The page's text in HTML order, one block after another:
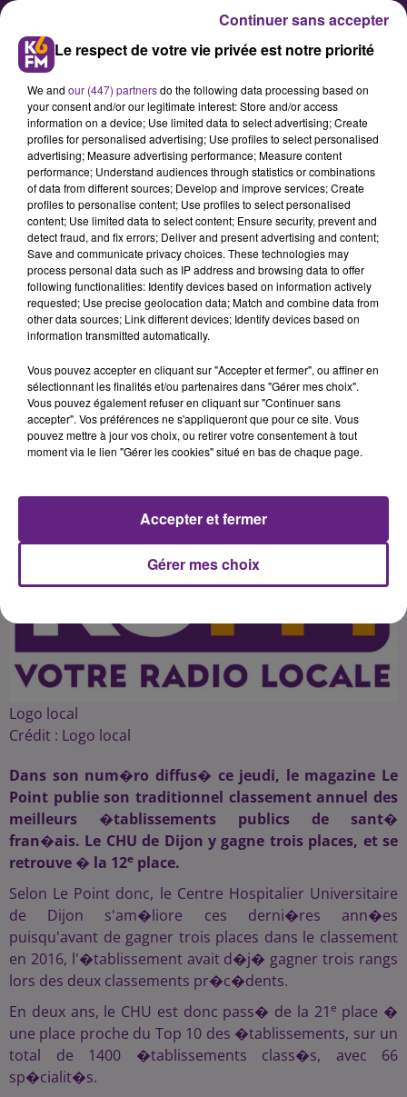
Santé : le CHU de Dijon proche
du Top 10 selon Le Point
Dans son numéro diffusé ce jeudi,
le magazine Le Point publie son
traditionnel classement annuel des
meilleurs établissements publics de
gagne trois places, et se retrouve à
Publié : 25 août 2016 à 10h25 par 45
Logo local
Crédit : Logo local
Dans son num�ro diffus� ce jeudi, le magazine Le
Point publie son traditionnel classement annuel des
meilleurs �tablissements publics de sant�
fran�ais. Le CHU de Dijon y gagne trois places, et se
retrouve � la 12e place.
Selon Le Point donc, le Centre Hospitalier Universitaire
de Dijon s'am�liore ces derni�res ann�es
puisqu'avant de gagner trois places dans le classement
en 2016, l'�tablissement avait d�j� gagner trois rangs
lors des deux classements pr�c�dents.
En deux ans, le CHU est donc pass� de la 21e place �
une place proche du Top 10 des �tablissements, sur un
total de 1400 �tablissements class�s, avec 66
sp�cialit�s.
Le respect de votre vie privée est notre priorité
We and our (447) partnersdo the following data processing based on
your consent and/or our legitimate interest: Store and/or access
information on a device; Use limited data to select advertising; Create
profiles for personalised advertising; Use profiles to select personalised
advertising; Measure advertising performance; Measure content
performance; Understand audiences through statistics or combinations
of data from different sources; Develop and improve services; Create
profiles to personalise content; Use profiles to select personalised
content; Use limited data to select content; Ensure security, prevent and
detect fraud, and fix errors; Deliver and present advertising and content;
Save and communicate privacy choices. These technologies may
process personal data such as IP address and browsing data to offer
following functionalities: Identify devices based on information actively
requested; Use precise geolocation data; Match and combine data from
other data sources; Link different devices; Identify devices based on
information transmitted automatically.
Vous pouvez accepter en cliquant sur "Accepter et fermer", ou affiner en
sélectionnant les finalités et/ou partenaires dans "Gérer mes choix".
Vous pouvez également refuser en cliquant sur "Continuer sans
accepter". Vos préférences ne s'appliqueront que pour ce site. Vous
pouvez mettre à jour vos choix, ou retirer votre consentement à tout
moment via le lien "Gérer les cookies" situé en bas de chaque page.
Gérer mes choix
Accepter et fermer
Continuer sans accepter